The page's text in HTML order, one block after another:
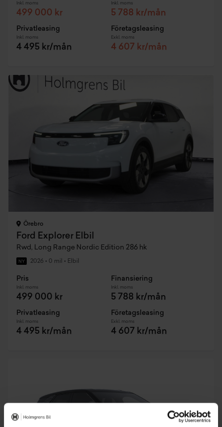
Inkl. moms
499 000 kr
Inkl. moms
5 788 kr/mån
Privatleasing
Inkl. moms
4 495 kr/mån
Företagsleasing
Exkl. moms
4 607 kr/mån
Örebro
Ford Explorer Elbil
Rwd, Long Range Nordic Edition 286 hk
NY 2026 • 0 mil • Elbil
Pris
Inkl. moms
499 000 kr
Finansiering
Inkl. moms
5 788 kr/mån
Privatleasing
Inkl. moms
4 495 kr/mån
Företagsleasing
Exkl. moms
4 607 kr/mån